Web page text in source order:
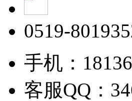
0519-
手机：
客服QQ：